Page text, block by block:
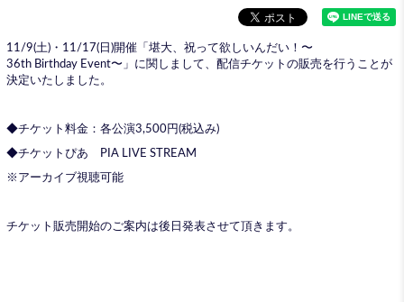
11/9(土)・11/17(日)開催「堪大、祝って欲しいんだい！〜
36th Birthday Event〜」に関しまして、配信チケットの販売を行うことが
決定いたしました。
◆チケット料金：各公演3,500円(税込み)
◆チケットぴあ PIA LIVE STREAM
※アーカイブ視聴可能
チケット販売開始のご案内は後日発表させて頂きます。